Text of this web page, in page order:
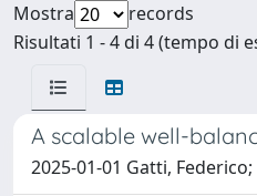
Mostra
records
Risultati 1 - 4 di 4 (tempo di
A scalable well-
2025-01-01 Gatti,